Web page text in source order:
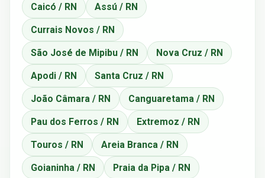
Caicó / RN Assú / RN
Currais Novos / RN
São José de Mipibu / RN Nova Cruz / RN
Apodi / RN Santa Cruz / RN
João Câmara / RN Canguaretama / RN
Pau dos Ferros / RN Extremoz / RN
Touros / RN Areia Branca / RN
Goianinha / RN Praia da Pipa / RN